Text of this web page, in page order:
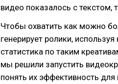
видео показалось с текстом,
Чтобы охватить как можно
генерирует ролики,
статистика по таким
мы решили запустить
понять их эффективность